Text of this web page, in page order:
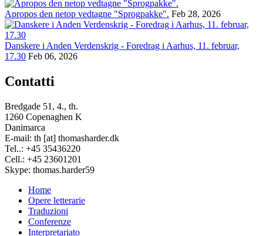
Apropos den netop vedtagne "Sprogpakke". Feb 28, 2026
Danskere i Anden Verdenskrig - Foredrag i Aarhus, 11. februar,
17.30 Feb 06, 2026
Contatti
Bredgade 51, 4., th.
1260 Copenaghen K
Danimarca
E-mail: th [at] thomasharder.dk
Tel..: +45 35436220
Cell.: +45 23601201
Skype: thomas.harder59
Footer
menu
Home
Opere letterarie
Traduzioni
Conferenze
Interpretariato